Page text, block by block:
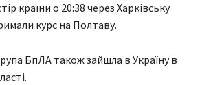
країни о 20:38 через Харківську
курс на Полтаву.
БпЛА також зайшла в Україну в